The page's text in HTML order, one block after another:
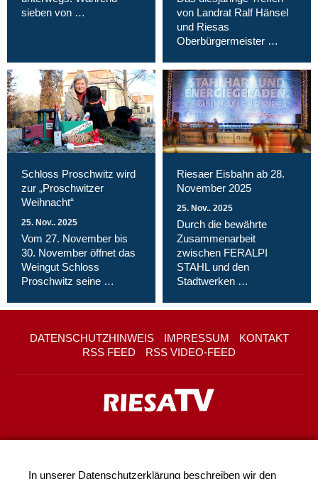
sieben von …
von Landrat Ralf Hänsel
und Riesas
Oberbürgermeister …
Schloss Proschwitz wird
zur „Proschwitzer
Weihnacht“
25. Nov.. 2025
Vom 27. November bis
30. November öffnet das
Weingut Schloss
Proschwitz seine …
Riesaer Eisbahn ab 28.
November 2025
25. Nov.. 2025
Durch die bewährte
Zusammenarbeit
zwischen FERALPI
STAHL und den
Stadtwerken …
DATENSCHUTZHINWEIS IMPRESSUM
KONTAKT
RSS FEED
RSS VIDEO-FEED
In unserer Datenschutzerklärung beschreiben wir den